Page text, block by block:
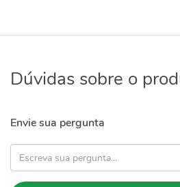
Dúvidas sobre o
Envie sua pergunta